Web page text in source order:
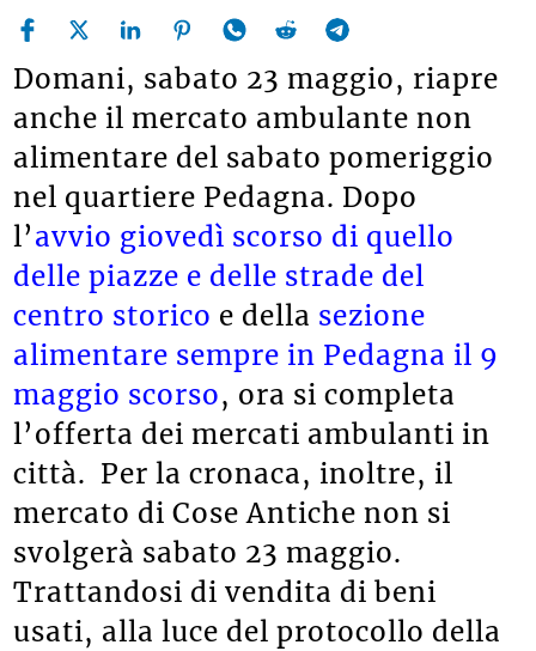
Domani, sabato 23 maggio, riapre
anche il mercato ambulante non
alimentare del sabato pomeriggio
nel quartiere Pedagna. Dopo
l’avvio giovedì scorso di quello
delle piazze e delle strade del
centro storico e della sezione
alimentare sempre in Pedagna il 9
maggio scorso, ora si completa
l’offerta dei mercati ambulanti in
città. Per la cronaca, inoltre, il
mercato di Cose Antiche non si
svolgerà sabato 23 maggio.
Trattandosi di vendita di beni
usati, alla luce del protocollo della